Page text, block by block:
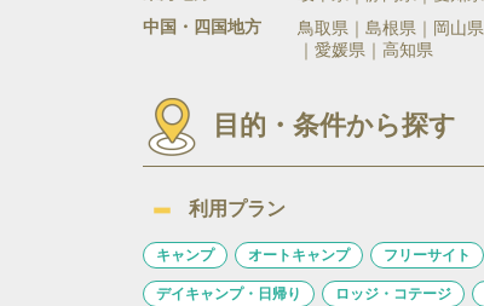
中国・四国地方
鳥取県 島根県 岡山県
愛媛県
高知県
目的・条件から探す
利用プラン
キャンプ オートキャンプ フリーサイト
デイキャンプ・日帰り ロッジ・コテージ